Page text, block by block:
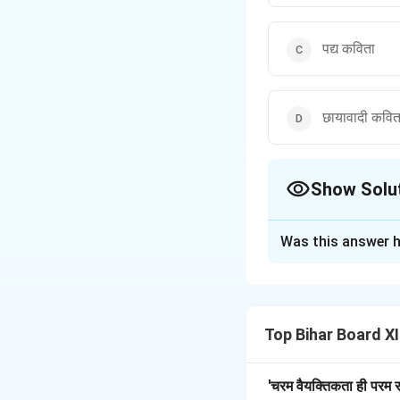
पद्य कविता
छायावादी
Show
भ्रष्टाचार और आम
केवल एक राजनीतिक
Was this answer
Top Bihar Board
'चरम वैयक्तिकता ही परम